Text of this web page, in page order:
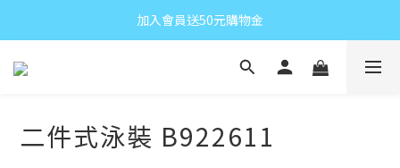
加入會員送50元購物金
二件式泳裝 B922611